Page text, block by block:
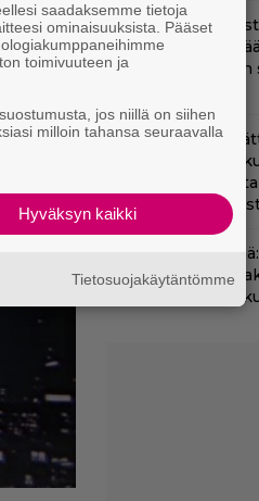
Nyt
ylitä
häpeä
Netflixiin
Tänään
30 vuoden
parhaita
saadaksemme tietoja
ominaisuuksista. Pääset
toimivuuteen ja
jos niillä on siihen
milloin tahansa seuraavalla
Hyväksyn kaikki
Tietosuojakäytäntömme